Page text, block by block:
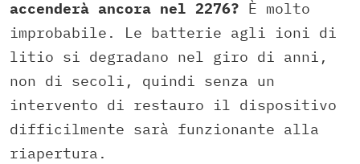
accenderà ancora nel 2276? È molto
improbabile. Le batterie agli ioni di
litio si degradano nel giro di anni,
non di secoli, quindi senza un
intervento di restauro il dispositivo
difficilmente sarà funzionante alla
riapertura.